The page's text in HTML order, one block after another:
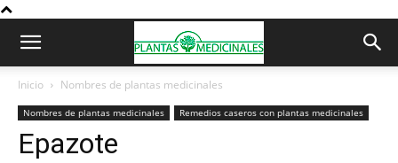
Inicio Nombres de plantas medicinales
Nombres de plantas medicinales Remedios caseros con plantas medicinales
Epazote